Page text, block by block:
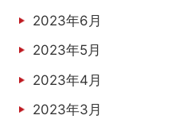
2023年6月
2023年5月
2023年4月
2023年3月